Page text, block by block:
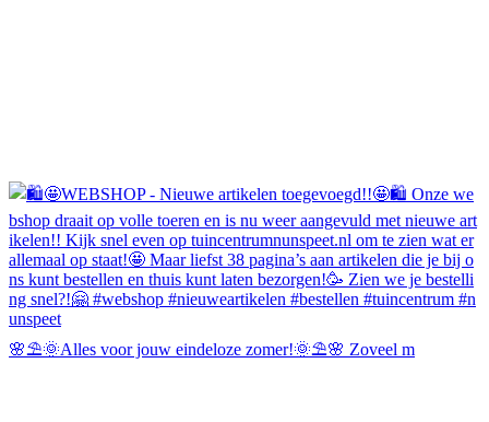
🌸⛱️🌞Alles voor jouw eindeloze zomer!🌞⛱️🌸 Zoveel m